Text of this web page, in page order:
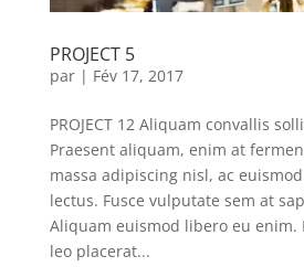
PROJECT 5
par | Fév 17, 2017
PROJECT 12 Aliquam convallis
Praesent aliquam, enim at
massa adipiscing nisl, ac
lectus. Fusce vulputate sem at
Aliquam euismod libero eu enim.
leo placerat...